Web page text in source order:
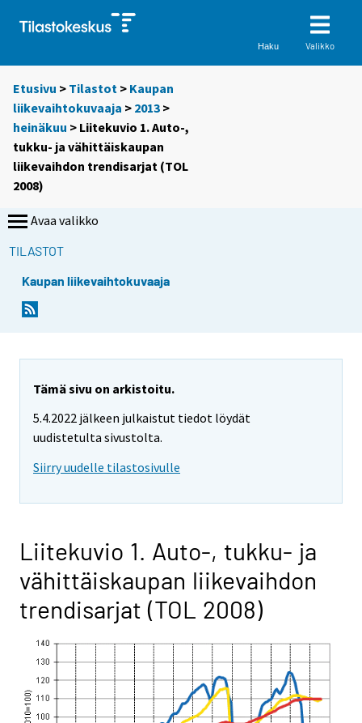
Haku Valikko
Etusivu > Tilastot > Kaupan
liikevaihtokuvaaja > 2013 >
heinäkuu > Liitekuvio 1. Auto-,
tukku- ja vähittäiskaupan
liikevaihdon trendisarjat (TOL
2008)
Avaa valikko
TILASTOT
Kaupan liikevaihtokuvaaja
Tämä sivu on arkistoitu.
5.4.2022 jälkeen julkaistut tiedot löydät
uudistetulta sivustolta.
Siirry uudelle tilastosivulle
Liitekuvio 1. Auto-, tukku- ja
vähittäiskaupan liikevaihdon
trendisarjat (TOL 2008)